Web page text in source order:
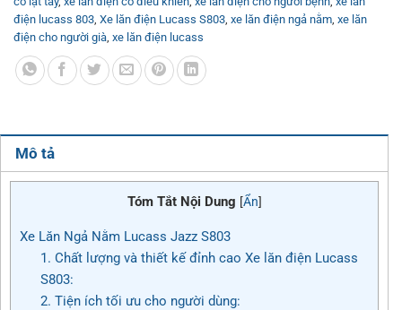
điện lucass 803, Xe lăn điện Lucass S803, xe lăn điện ngả nằm, xe lăn
điện cho người già, xe lăn điện lucass
Mô tả
Tóm Tắt Nội Dung [Ẩn]
Xe Lăn Ngả Nằm Lucass Jazz S803
1. Chất lượng và thiết kế đỉnh cao Xe lăn điện Lucass
S803:
2. Tiện ích tối ưu cho người dùng: